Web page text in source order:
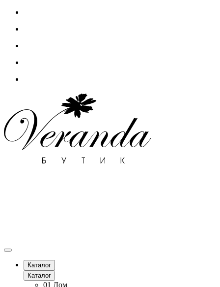
Каталог
Каталог
01 Дом